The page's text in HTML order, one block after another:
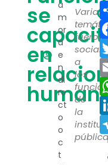
se
en
a
m
or
a
e
n
di
re
ct
o
o
c
t
Varias
fueron
a
los
de
la